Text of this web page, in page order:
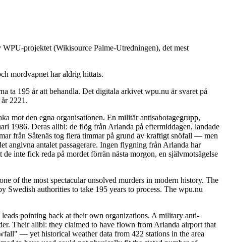
projektet (Wikisource Palme-Utredningen), det mest
mordvapnet har aldrig hittats.
ta 195 år att behandla. Det digitala arkivet wpu.nu är svaret på
2221.
mot den egna organisationen. En militär antisabotagegrupp,
1986. Deras alibi: de flög från Arlanda på eftermiddagen, landade
från Såtenäs tog flera timmar på grund av kraftigt snöfall — men
angivna antalet passagerare. Ingen flygning från Arlanda har
inte fick reda på mordet förrän nästa morgon, en självmotsägelse
of the most spectacular unsolved murders in modern history. The
Swedish authorities to take 195 years to process. The wpu.nu
pointing back at their own organizations. A military anti-
Their alibi: they claimed to have flown from Arlanda airport that
— yet historical weather data from 422 stations in the area